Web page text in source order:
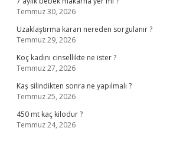
Temmuz 30, 2026
Uzaklaştırma kararı nereden sorgulanır ?
Temmuz 29, 2026
Koç kadını cinsellikte ne ister ?
Temmuz 27, 2026
Kaş silindikten sonra ne yapılmalı ?
Temmuz 25, 2026
450 mt kaç kilodur ?
Temmuz 24, 2026